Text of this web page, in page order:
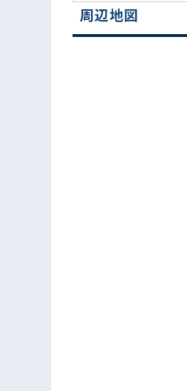
周辺地図